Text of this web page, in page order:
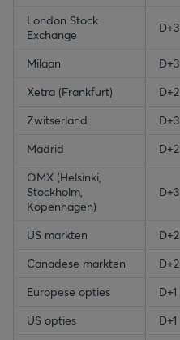
London Stock
Exchange
D+3
Milaan
D+3
Xetra (Frankfurt)
D+2
Zwitserland
D+3
Madrid
D+2
OMX (Helsinki,
Stockholm,
Kopenhagen)
D+3
US markten
D+2
Canadese markten
D+2
Europese opties
D+1
US opties
D+1